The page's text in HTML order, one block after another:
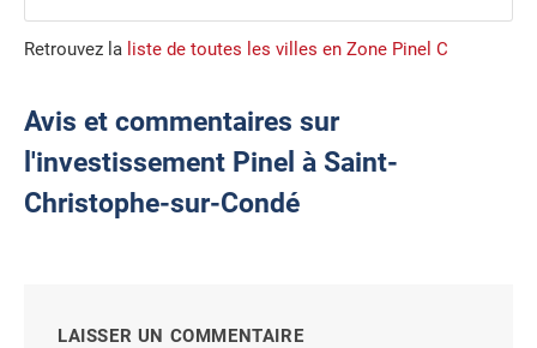
Retrouvez la liste de toutes les villes en Zone Pinel C
Avis et commentaires sur
l'investissement Pinel à Saint-
Christophe-sur-Condé
LAISSER UN COMMENTAIRE